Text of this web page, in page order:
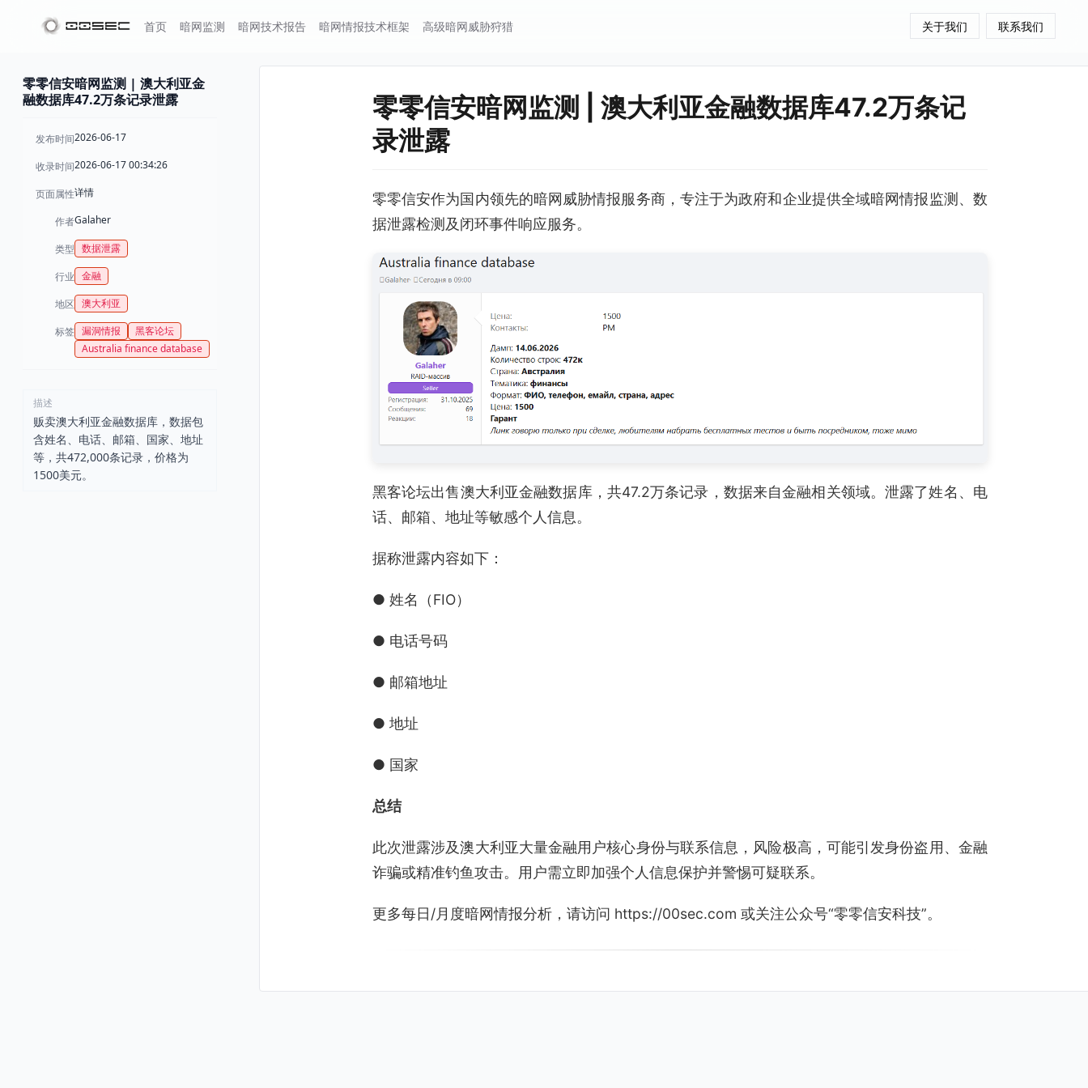
首页 暗网监测 暗网技术报告 暗网情报技术框架 高级暗网威胁狩猎 关于我们 联系我们
零零信安暗网监测 | 澳大利亚金
融数据库47.2万条记录泄露
发布时间2026-06-17
收录时间2026-06-17 00:34:26
页面属性详情
作者Galaher
类型 数据泄露
行业 金融
地区 澳大利亚
标签 漏洞情报
黑客论坛
Australia finance database
描述
贩卖澳大利亚金融数据库，数据包
含姓名、电话、邮箱、国家、地址
等，共472,000条记录，价格为
1500美元。
零零信安暗网监测 | 澳大利亚金融数据库47.2万条记
录泄露
零零信安作为国内领先的暗网威胁情报服务商，专注于为政府和企业提供全域暗网情报监测、数
据泄露检测及闭环事件响应服务。
黑客论坛出售澳大利亚金融数据库，共47.2万条记录，数据来自金融相关领域。泄露了姓名、电
话、邮箱、地址等敏感个人信息。
据称泄露内容如下：
● 姓名（FIO）
● 电话号码
● 邮箱地址
● 地址
● 国家
总结
此次泄露涉及澳大利亚大量金融用户核心身份与联系信息，风险极高，可能引发身份盗用、金融
诈骗或精准钓鱼攻击。用户需立即加强个人信息保护并警惕可疑联系。
更多每日/月度暗网情报分析，请访问 https://00sec.com 或关注公众号“零零信安科技”。